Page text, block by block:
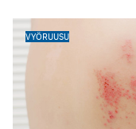
VYÖRUUSU